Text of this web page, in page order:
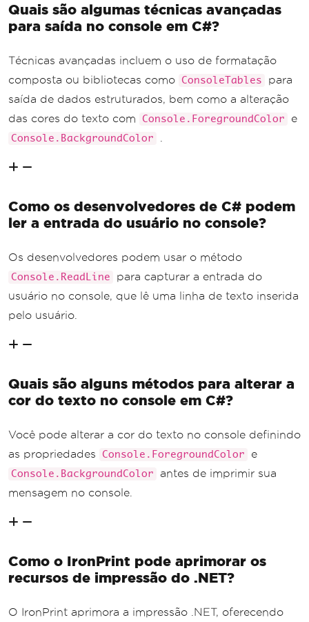
Quais são algumas técnicas avançadas
para saída no console em C#?
Técnicas avançadas incluem o uso de formatação
composta ou bibliotecas como ConsoleTables
para
saída de dados estruturados, bem como a alteração
das cores do texto com
Console.ForegroundColor e
Console.BackgroundColor
Como os desenvolvedores de C# podem
ler a entrada do usuário no console?
Os desenvolvedores podem usar o método
Console.ReadLine
para capturar a entrada do
usuário no console, que lê uma linha de texto inserida
pelo usuário.
Quais são alguns métodos para alterar a
cor do texto no console em C#?
Você pode alterar a cor do texto no console definindo
as propriedades
Console.ForegroundColor e
Console.BackgroundColor
antes de imprimir sua
mensagem no console.
Como o IronPrint pode aprimorar os
recursos de impressão do .NET?
O IronPrint aprimora a impressão .NET, oferecendo